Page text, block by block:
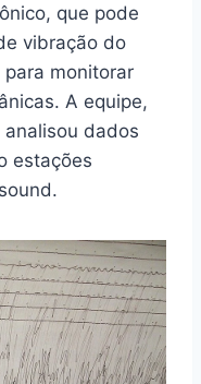
que pode
vibração do
monitorar
A equipe,
dados
estações